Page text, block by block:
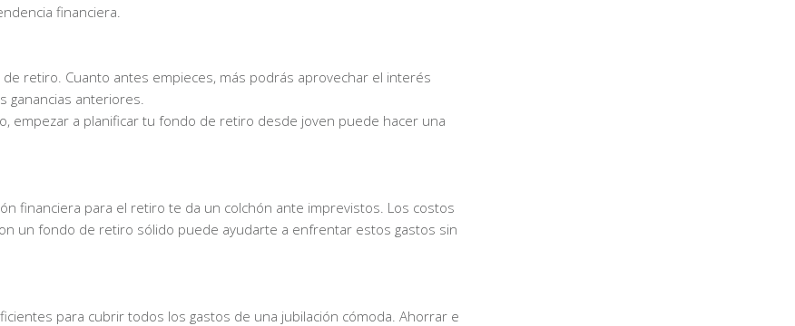
financiera.
retiro. Cuanto antes empieces, más podrás aprovechar el interés
ganancias anteriores.
empezar a planificar tu fondo de retiro desde joven puede hacer una
financiera para el retiro te da un colchón ante imprevistos. Los costos
un fondo de retiro sólido puede ayudarte a enfrentar estos gastos sin
para cubrir todos los gastos de una jubilación cómoda. Ahorrar e